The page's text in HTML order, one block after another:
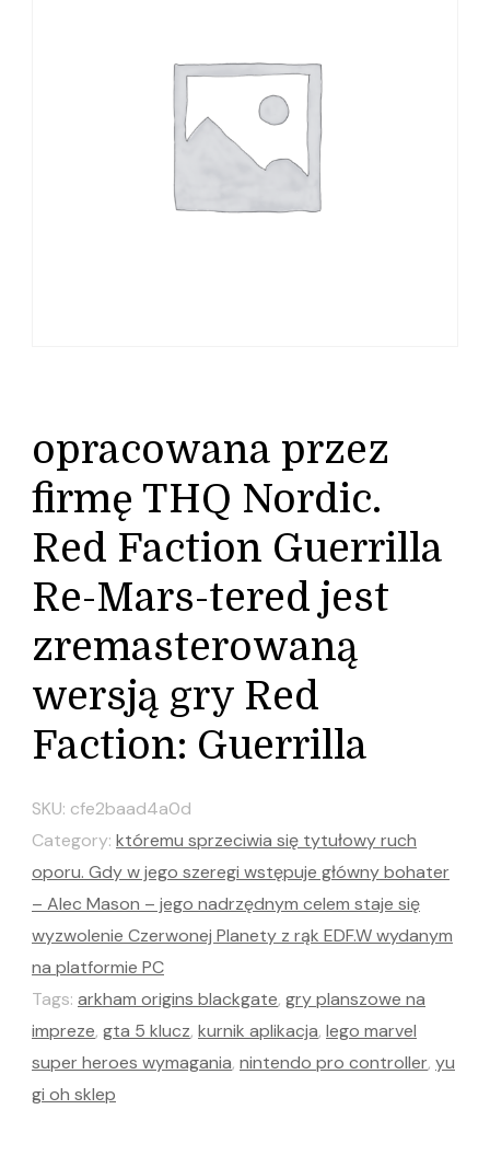
opracowana przez
firmę THQ Nordic.
Red Faction Guerrilla
Re-Mars-tered jest
zremasterowaną
wersją gry Red
Faction: Guerrilla
SKU: cfe2baad4a0d
Category: któremu sprzeciwia się tytułowy ruch
oporu. Gdy w jego szeregi wstępuje główny bohater
– Alec Mason – jego nadrzędnym celem staje się
wyzwolenie Czerwonej Planety z rąk EDF.W wydanym
na platformie PC
Tags: arkham origins blackgate, gry planszowe na
impreze, gta 5 klucz, kurnik aplikacja, lego marvel
super heroes wymagania, nintendo pro controller, yu
gi oh sklep